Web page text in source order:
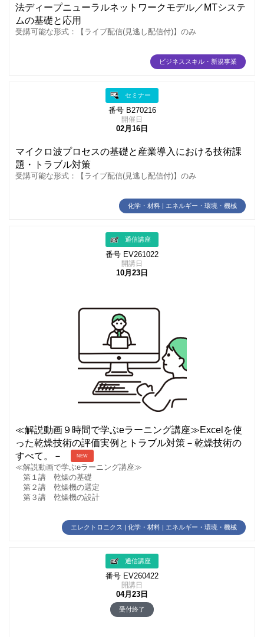
法ディープニューラルネットワークモデル／MTシステ
ムの基礎と応用
受講可能な形式：【ライブ配信(見逃し配信付)】のみ
ビジネススキル・新規事業
セミナー
番号 B270216
開催日
02月16日
マイクロ波プロセスの基礎と産業導入における技術課
題・トラブル対策
受講可能な形式：【ライブ配信(見逃し配信付)】のみ
化学・材料 | エネルギー・環境・機械
通信講座
番号 EV261022
開講日
10月23日
≪解説動画９時間で学ぶeラーニング講座≫Excelを使
った乾燥技術の評価実例とトラブル対策－乾燥技術の
すべて。－
NEW
≪解説動画で学ぶeラーニング講座≫
第１講 乾燥の基礎
第２講 乾燥機の選定
第３講 乾燥機の設計
エレクトロニクス | 化学・材料 | エネルギー・環境・機械
通信講座
番号 EV260422
開講日
04月23日
受付終了